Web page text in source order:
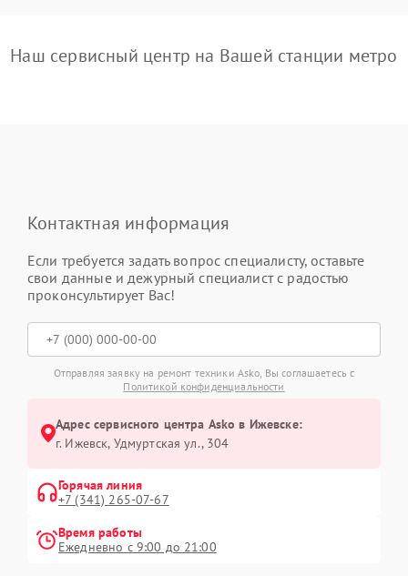
Наш сервисный центр на Вашей станции метро
Контактная информация
Если требуется задать вопрос специалисту, оставьте
свои данные и дежурный специалист с радостью
проконсультирует Вас!
Отправляя заявку на ремонт техники Asko, Вы соглашаетесь с
Политикой конфиденциальности
Адрес сервисного центра Asko в Ижевске:
г. Ижевск, Удмуртская ул., 304
Горячая линия
+7 (341) 265-07-67
Время работы
Ежедневно с 9:00 до 21:00